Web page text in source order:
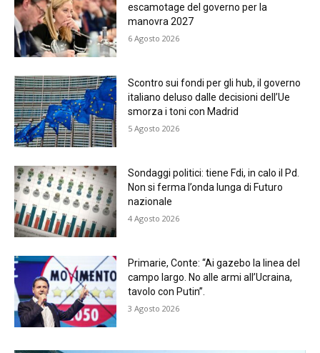
escamotage del governo per la
manovra 2027
6 Agosto 2026
Scontro sui fondi per gli hub, il governo
italiano deluso dalle decisioni dell’Ue
smorza i toni con Madrid
5 Agosto 2026
Sondaggi politici: tiene Fdi, in calo il Pd.
Non si ferma l’onda lunga di Futuro
nazionale
4 Agosto 2026
Primarie, Conte: “Ai gazebo la linea del
campo largo. No alle armi all’Ucraina,
tavolo con Putin”.
3 Agosto 2026